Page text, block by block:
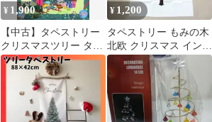
¥ 1,900
【中古】タペストリー
クリスマスツリー タペ
ストリー 「ディズニ
ー・クリスマス2022」
東京ディズニーリゾー
ト限定
¥ 1,200
タペストリー もみの木
北欧 クリスマス インテ
リア